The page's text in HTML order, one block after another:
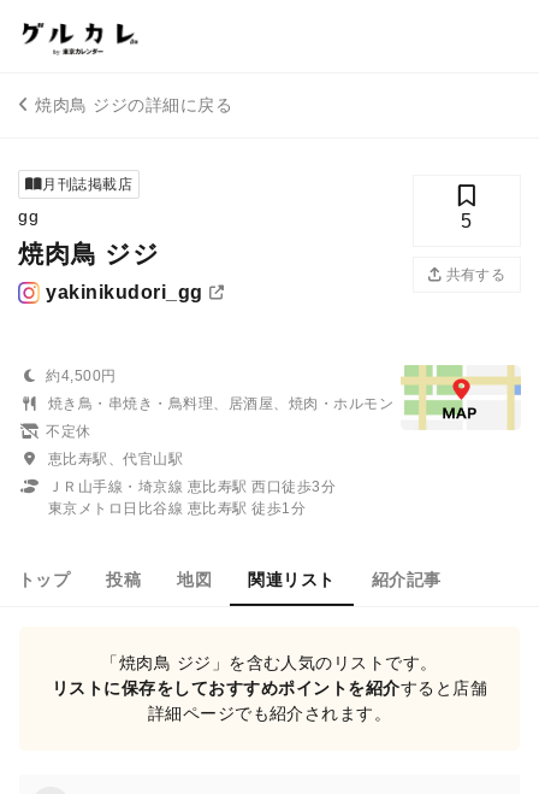
焼肉鳥 ジジの詳細に戻る
月刊誌掲載店
gg
焼肉鳥 ジジ
yakinikudori_gg
5
共有する
約4,500円
焼き鳥・串焼き・鳥料理、居酒屋、焼肉・ホルモン
不定休
恵比寿駅、代官山駅
ＪＲ山手線・埼京線 恵比寿駅 西口徒歩3分
東京メトロ日比谷線 恵比寿駅 徒歩1分
トップ 投稿 地図 関連リスト 紹介記事
「焼肉鳥 ジジ」を含む人気のリストです。
リストに保存をしておすすめポイントを紹介すると店舗
詳細ページでも紹介されます。